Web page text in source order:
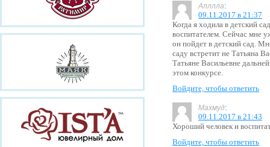
Алллла:
09.11.2017 в 21:37
Когда я ходила в детский
воспитателем. Сейчас мне
он пойдет в детский сад.
саду встретит не Татьяна
Татьяне Васильевне
этом конкурсе.
Войдите, чтобы ответить
Махмуд:
09.11.2017 в 21:43
Хороший человек и
Войдите, чтобы ответить